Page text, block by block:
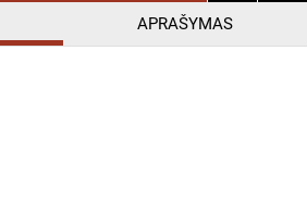
APRAŠYMAS